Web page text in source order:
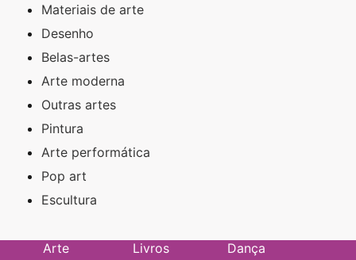
Materiais de arte
Desenho
Belas-artes
Arte moderna
Outras artes
Pintura
Arte performática
Pop art
Escultura
Arte Livros Dança